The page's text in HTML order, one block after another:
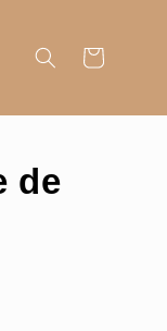
Carrito
de